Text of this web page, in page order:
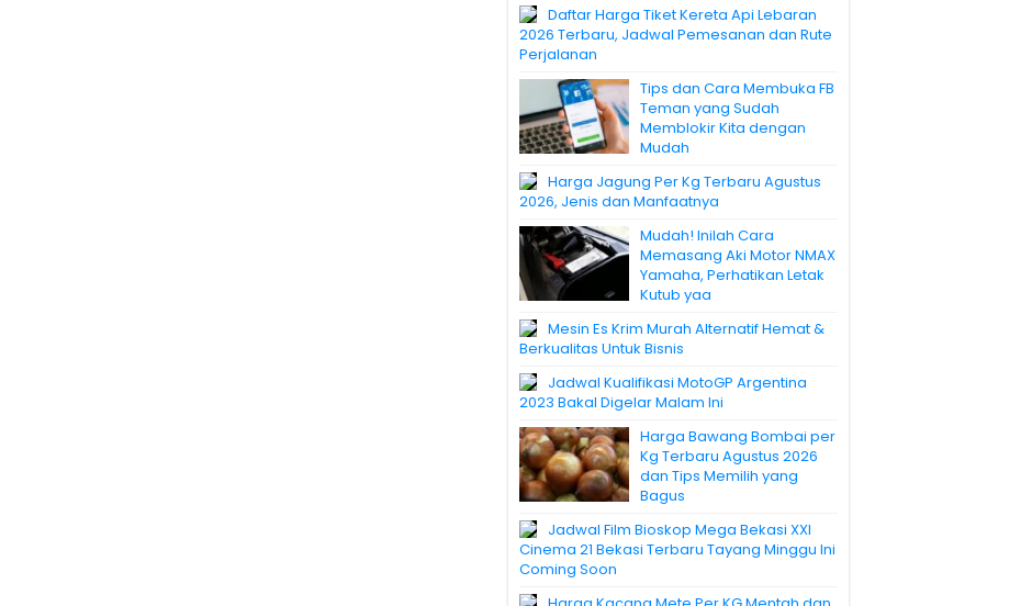
Daftar Harga Tiket Kereta Api Lebaran
2026 Terbaru, Jadwal Pemesanan dan Rute
Perjalanan
Tips dan Cara Membuka FB
Teman yang Sudah
Memblokir Kita dengan
Mudah
Harga Jagung Per Kg Terbaru Agustus
2026, Jenis dan Manfaatnya
Mudah! Inilah Cara
Memasang Aki Motor NMAX
Yamaha, Perhatikan Letak
Kutub yaa
Mesin Es Krim Murah Alternatif Hemat &
Berkualitas Untuk Bisnis
Jadwal Kualifikasi MotoGP Argentina
2023 Bakal Digelar Malam Ini
Harga Bawang Bombai per
Kg Terbaru Agustus 2026
dan Tips Memilih yang
Bagus
Jadwal Film Bioskop Mega Bekasi XXI
Cinema 21 Bekasi Terbaru Tayang Minggu Ini
Coming Soon